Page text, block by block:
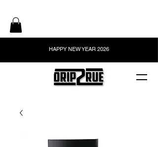
HAPPY NEW YEAR 2026